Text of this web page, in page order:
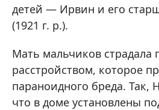
детей — Ирвин и его
(1921 г. р.).
Мать мальчиков страдала
расстройством, которое
параноидного бреда. Так,
что в доме установлены